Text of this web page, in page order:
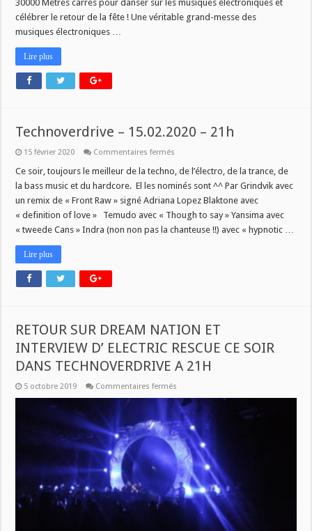
30000 Mètres carrés pour danser sur les musiques électroniques et
célébrer le retour de la fête ! Une véritable grand-messe des
musiques électroniques …
Lire plus
Technoverdrive – 15.02.2020 – 21h
15 février 2020 Commentaires fermés
15.02.2020
–
21h
Ce soir, toujours le meilleur de la techno, de l’électro, de la trance, de
la bass music et du hardcore. El les nominés sont ^^ Par Grindvik avec
un remix de « Front Raw » signé Adriana Lopez Blaktone avec
« definition of love » Temudo avec « Though to say » Yansima avec
« tweede Cans » Indra (non non pas la chanteuse !!) avec « hypnotic …
Lire plus
RETOUR SUR DREAM NATION ET
INTERVIEW D’ ELECTRIC RESCUE CE SOIR
DANS TECHNOVERDRIVE A 21H
5 octobre 2019 Commentaires fermés
SUR
DREAM
NATION
ET
INTERVIEW
D’
ELECTRIC
RESCUE
CE
SOIR
DANS
TECHNOVERDRIVE